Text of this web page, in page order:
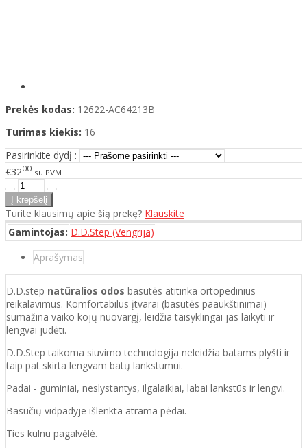
Prekės kodas: 12622-AC64213B
Turimas kiekis: 16
Pasirinkite dydį :
€3200 su PVM
Turite klausimų apie šią prekę? Klauskite
Gamintojas: D.D.Step (Vengrija)
Aprašymas
D.D.step natūralios odos basutės atitinka ortopedinius
reikalavimus. Komfortabilūs įtvarai (basutės paaukštinimai)
sumažina vaiko kojų nuovargį, leidžia taisyklingai jas laikyti ir
lengvai judėti.
D.D.Step taikoma siuvimo technologija neleidžia batams plyšti ir
taip pat skirta lengvam batų lankstumui.
Padai - guminiai, neslystantys, ilgalaikiai, labai lankstūs ir lengvi.
Basučių vidpadyje išlenkta atrama pėdai.
Ties kulnu pagalvėlė.